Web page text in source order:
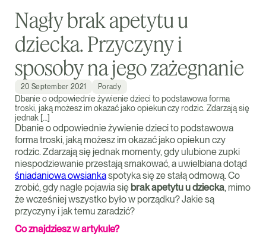
Nagły brak apetytu u
dziecka. Przyczyny i
sposoby na jego zażegnanie
20 September 2021 Porady
Dbanie o odpowiednie żywienie dzieci to podstawowa forma
troski, jaką możesz im okazać jako opiekun czy rodzic. Zdarzają się
jednak […]
Dbanie o odpowiednie żywienie dzieci to podstawowa
forma troski, jaką możesz im okazać jako opiekun czy
rodzic. Zdarzają się jednak momenty, gdy ulubione zupki
niespodziewanie przestają smakować, a uwielbiana dotąd
śniadaniowa owsiankaspotyka się ze stałą odmową. Co
zrobić, gdy nagle pojawia się brak apetytu u dziecka, mimo
że wcześniej wszystko było w porządku? Jakie są
przyczyny i jak temu zaradzić?
Co znajdziesz w artykule?